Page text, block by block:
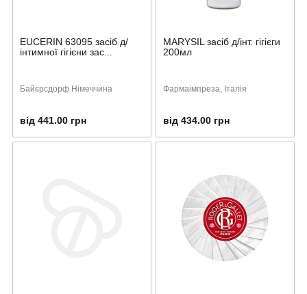
EUCERIN 63095 засіб д/
інтимної гігієни зас...
Байєрсдорф Німеччина
від 441.00 грн
MARYSIL засіб д/інт. гігієги
200мл
Фармаімпреза, Італія
від 434.00 грн